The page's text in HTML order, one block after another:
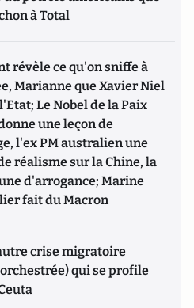
à Total
révèle ce qu'on sniffe à
Marianne que Xavier Niel
Le Nobel de la Paix
une leçon de
l'ex PM australien une
réalisme sur la Chine, la
d'arrogance; Marine
fait du Macron
crise migratoire
qui se profile